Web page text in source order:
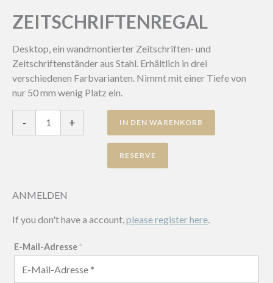
ZEITSCHRIFTENREGAL
Desktop, ein wandmontierter Zeitschriften- und
Zeitschriftenständer aus Stahl. Erhältlich in drei
verschiedenen Farbvarianten. Nimmt mit einer Tiefe von
nur 50 mm wenig Platz ein.
- + IN DEN WARENKORB
ANMELDEN
If you don't have a account,please register here.
E-Mail-Adresse *